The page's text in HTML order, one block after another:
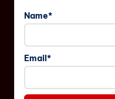
Name*
Email*